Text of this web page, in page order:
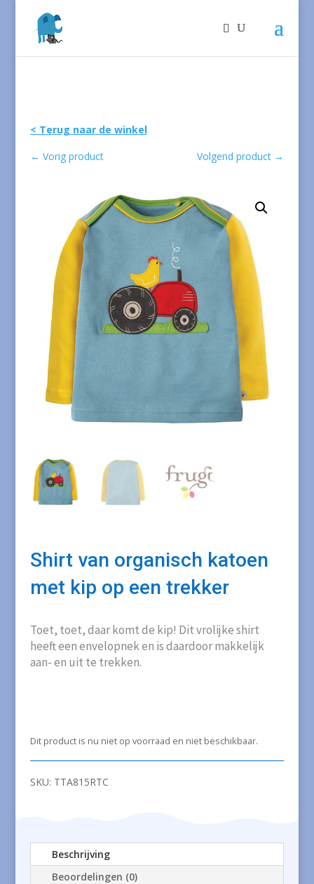
< Terug naar de winkel
← Vorig product Volgend product →
Shirt van organisch katoen
met kip op een trekker
Toet, toet, daar komt de kip! Dit vrolijke shirt
heeft een envelopnek en is daardoor makkelijk
aan- en uit te trekken.
Dit product is nu niet op voorraad en niet beschikbaar.
SKU: TTA815RTC
Beschrijving
Beoordelingen (0)